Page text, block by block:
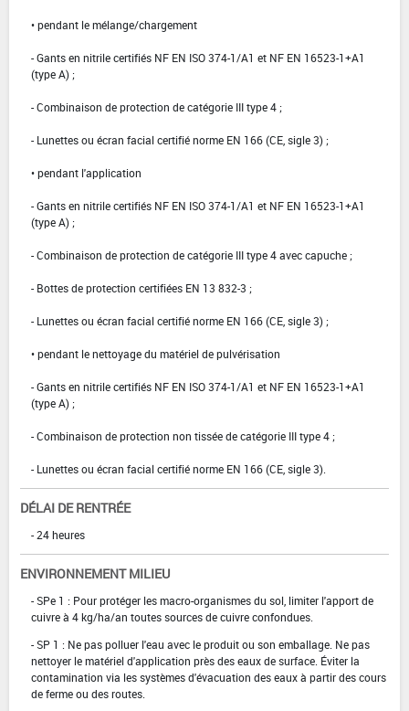
• pendant le mélange/chargement
- Gants en nitrile certifiés NF EN ISO 374-1/A1 et NF EN 16523-1+A1
(type A) ;
- Combinaison de protection de catégorie III type 4 ;
- Lunettes ou écran facial certifié norme EN 166 (CE, sigle 3) ;
• pendant l'application
- Gants en nitrile certifiés NF EN ISO 374-1/A1 et NF EN 16523-1+A1
(type A) ;
- Combinaison de protection de catégorie III type 4 avec capuche ;
- Bottes de protection certifiées EN 13 832-3 ;
- Lunettes ou écran facial certifié norme EN 166 (CE, sigle 3) ;
• pendant le nettoyage du matériel de pulvérisation
- Gants en nitrile certifiés NF EN ISO 374-1/A1 et NF EN 16523-1+A1
(type A) ;
- Combinaison de protection non tissée de catégorie III type 4 ;
- Lunettes ou écran facial certifié norme EN 166 (CE, sigle 3).
DÉLAI DE RENTRÉE
- 24 heures
ENVIRONNEMENT MILIEU
- SPe 1 : Pour protéger les macro-organismes du sol, limiter l'apport de
cuivre à 4 kg/ha/an toutes sources de cuivre confondues.
- SP 1 : Ne pas polluer l'eau avec le produit ou son emballage. Ne pas
nettoyer le matériel d'application près des eaux de surface. Éviter la
contamination via les systèmes d'évacuation des eaux à partir des cours
de ferme ou des routes.